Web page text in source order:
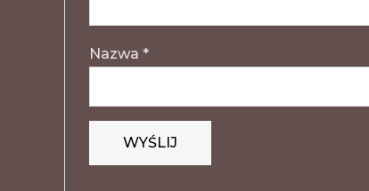
Nazwa *